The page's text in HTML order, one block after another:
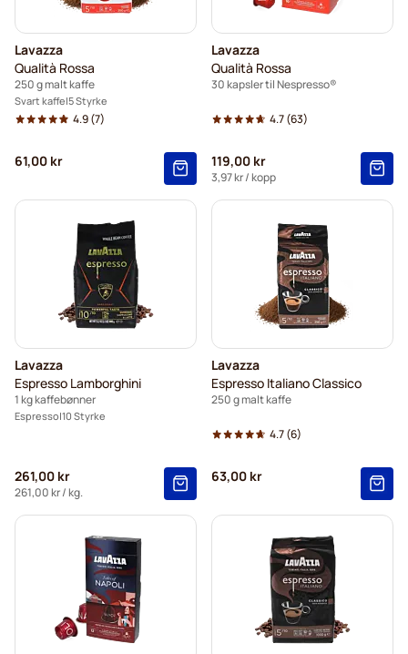
Lavazza
Qualità Rossa
250 g malt kaffe
Svart kaffe 5 Styrke
4.9(7)
61,00 kr
Lavazza
Qualità Rossa
30 kapsler til Nespresso®
4.7(63)
119,00 kr
3,97 kr/ kopp
Lavazza
Espresso Lamborghini
1 kg kaffebønner
Espresso 10 Styrke
261,00 kr
261,00 kr/ kg.
Lavazza
Espresso Italiano Classico
250 g malt kaffe
4.7(6)
63,00 kr